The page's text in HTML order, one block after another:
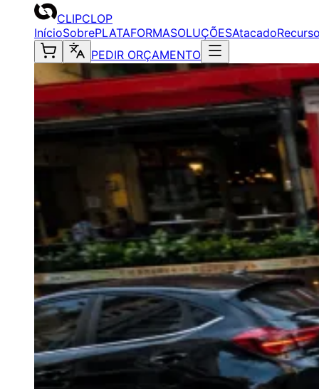
CLIPCLOP
InícioSobrePLATAFORMASOLUÇÕESAtacado
PEDIR ORÇAMENTO